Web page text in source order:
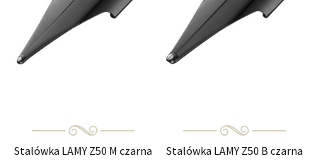
Stalówka LAMY Z50 M czarna Stalówka LAMY Z50 B czarna